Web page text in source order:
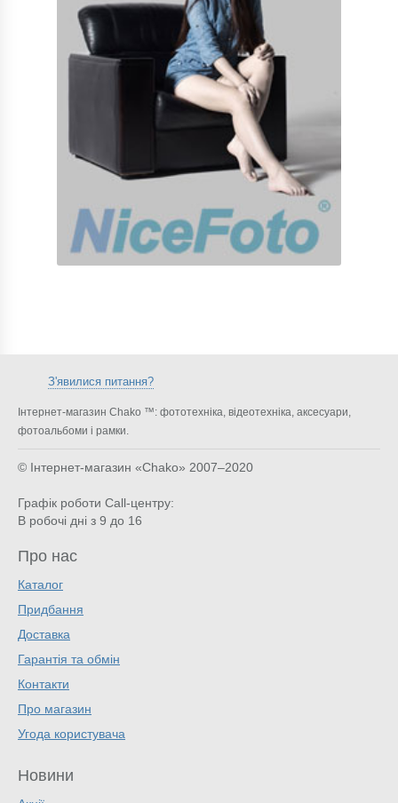
З'явилися питання?
Інтернет-магазин Chako ™: фототехніка, відеотехніка, аксесуари,
фотоальбоми і рамки.
© Інтернет-магазин «Chako» 2007–2020
Графік роботи Call-центру:
В робочі дні з 9 до 16
Про нас
Каталог
Придбання
Доставка
Гарантія та обмін
Контакти
Про магазин
Угода користувача
Новини